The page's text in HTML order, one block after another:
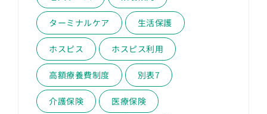
ターミナルケア 生活保護
ホスピス ホスピス利用
高額療養費制度 別表7
介護保険 医療保険